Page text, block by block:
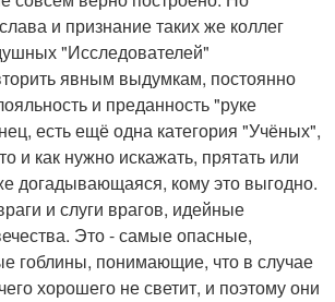
и признание таких же коллег
"Исследователей"
явным выдумкам, постоянно
и преданность "руке
есть ещё одна категория "Учёных",
и как нужно искажать, прятать или
догадывающаяся, кому это выгодно.
и слуги врагов, идейные
Это - самые опасные,
гоблины, понимающие, что в случае
хорошего не светит, и поэтому они